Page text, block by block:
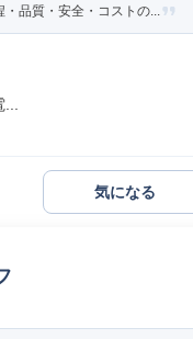
品質・安全・コストの...
気になる